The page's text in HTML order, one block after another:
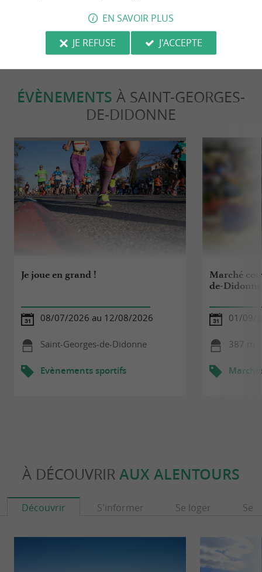
ÉVÈNEMENTS À SAINT-GEORGES-
DE-DIDONNE
Je joue en grand !
08/07/2026 au 12/08/2026
Saint-Georges-de-Didonne
Evènements sportifs
Marché
de-Didonne
01/09/
387 m -
À DÉCOUVRIR AUX ALENTOURS
Découvrir S'informer Se loger Se
EN SAVOIR PLUS
JE REFUSE
J'ACCEPTE